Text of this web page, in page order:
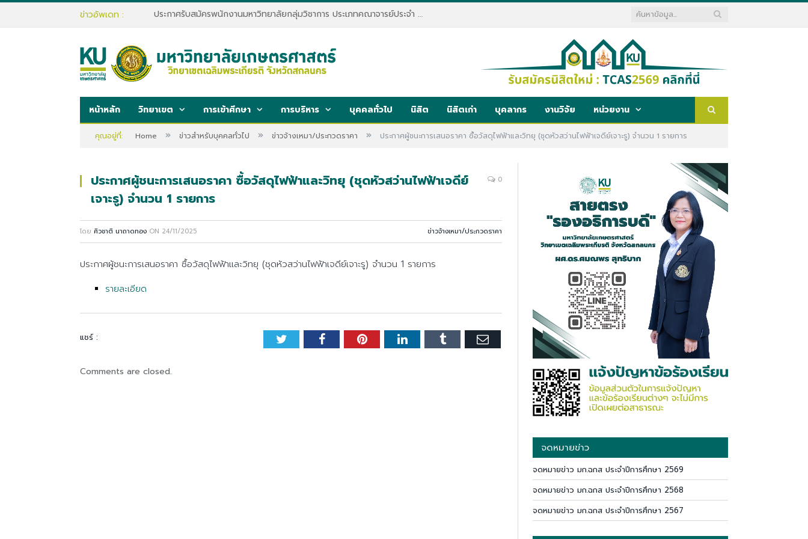
ข่าวอัพเดท : ประกาศรับสมัครพนักงานมหาวิทยาลัยกลุ่มวิชาการ ประเภทคณาจารย์ประจำ คณะทรัพยากรธรรมชาติและอุตสาหกรรมเกษตร สังกัดภาควิชาเกษตรและทรัพยากร
หน้าหลัก วิทยาเขต การเข้าศึกษา การบริหาร บุคคลทั่วไป นิสิต นิสิตเก่า บุคลากร งานวิจัย หน่วยงาน
คุณอยู่ที่: Home » ข่าวสำหรับบุคคลทั่วไป » ข่าวจ้างเหมา/ประกวดราคา » ประกาศผู้ชนะการเสนอราคา ซื้อวัสดุไฟฟ้าและวิทยุ (ชุดหัวสว่านไฟฟ้าเจดีย์เจาะรู) จำนวน 1 รายการ
ประกาศผู้ชนะการเสนอราคา ซื้อวัสดุไฟฟ้าและวิทยุ (ชุดหัวสว่านไฟฟ้าเจดีย์
เจาะรู) จำนวน 1 รายการ
0
โดย ศิวชาติ นาถาดทอง ON 24/11/2025 ข่าวจ้างเหมา/ประกวดราคา
ประกาศผู้ชนะการเสนอราคา ซื้อวัสดุไฟฟ้าและวิทยุ (ชุดหัวสว่านไฟฟ้าเจดีย์เจาะรู) จำนวน 1 รายการ
รายละเอียด
แชร์ : Twitter FacebookPinterestLinkedInTumblr Email
Comments are closed.
จดหมายข่าว
จดหมายข่าว มก.ฉกส ประจำปีการศึกษา 2569
จดหมายข่าว มก.ฉกส ประจำปีการศึกษา 2568
จดหมายข่าว มก.ฉกส ประจำปีการศึกษา 2567